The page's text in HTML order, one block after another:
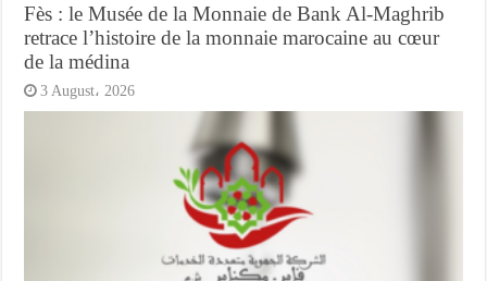
Fès : le Musée de la Monnaie de Bank Al-Maghrib
retrace l’histoire de la monnaie marocaine au cœur
de la médina
3 August، 2026